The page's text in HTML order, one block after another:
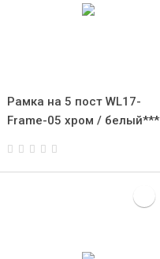
Рамка на 5 пост WL17-
Frame-05 хром / белый***